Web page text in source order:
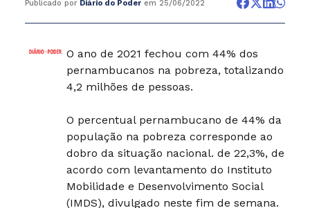
Publicado por Diário do Poderem 25/06/2022
O ano de 2021 fechou com 44% dos
pernambucanos na pobreza, totalizando
4,2 milhões de pessoas.
O percentual pernambucano de 44% da
população na pobreza corresponde ao
dobro da situação nacional. de 22,3%, de
acordo com levantamento do Instituto
Mobilidade e Desenvolvimento Social
(IMDS), divulgado neste fim de semana.